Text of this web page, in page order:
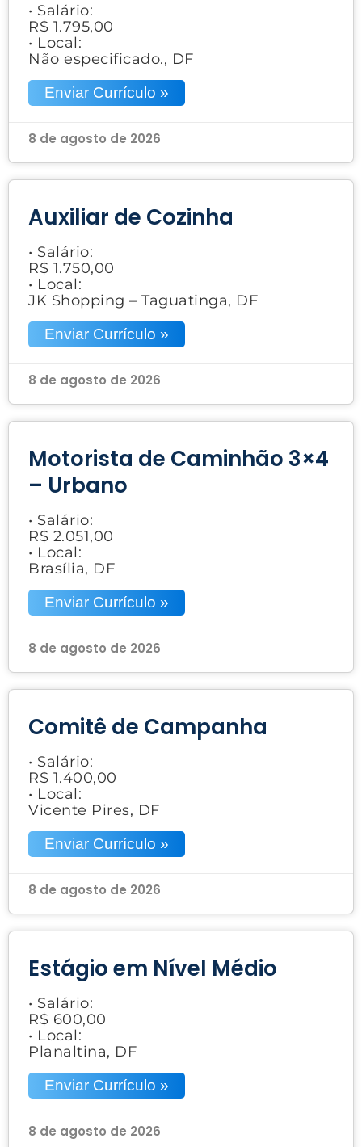
• Salário:
R$ 1.795,00
• Local:
Não especificado., DF
Enviar Currículo »
8 de agosto de 2026
Auxiliar de Cozinha
• Salário:
R$ 1.750,00
• Local:
JK Shopping – Taguatinga, DF
Enviar Currículo »
8 de agosto de 2026
Motorista de Caminhão 3×4
– Urbano
• Salário:
R$ 2.051,00
• Local:
Brasília, DF
Enviar Currículo »
8 de agosto de 2026
Comitê de Campanha
• Salário:
R$ 1.400,00
• Local:
Vicente Pires, DF
Enviar Currículo »
8 de agosto de 2026
Estágio em Nível Médio
• Salário:
R$ 600,00
• Local:
Planaltina, DF
Enviar Currículo »
8 de agosto de 2026